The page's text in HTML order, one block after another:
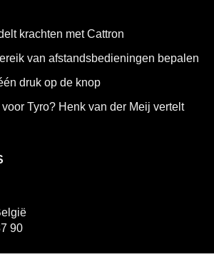
krachten met Cattron
van afstandsbedieningen bepalen
druk op de knop
Tyro? Henk van der Meij vertelt
90